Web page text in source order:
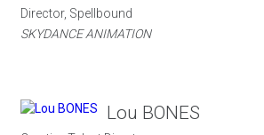
Director, Spellbound
SKYDANCE ANIMATION
Lou BONES